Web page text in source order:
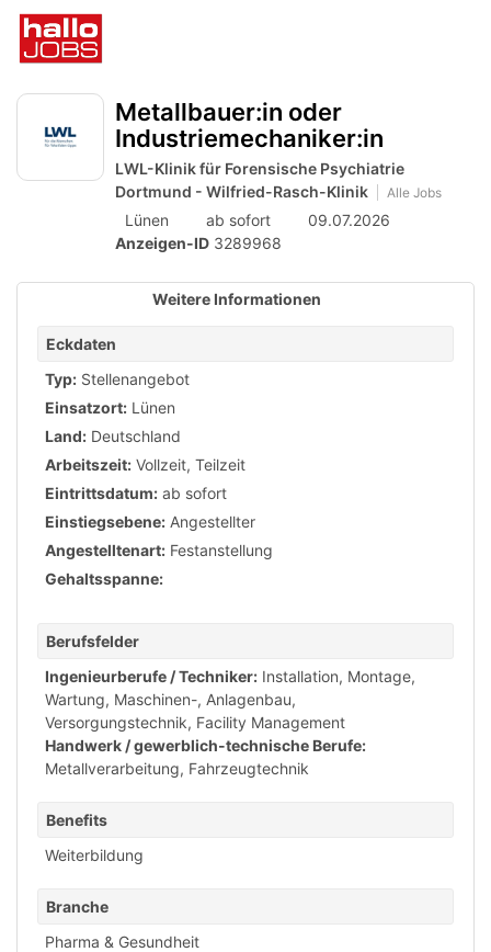
Accessibility
Modus
aktivieren
von
mobilem
Endgerät
aus
Metallbauer:in oder
Industriemechaniker:in
LWL-Klinik für Forensische Psychiatrie
Dortmund - Wilfried-Rasch-Klinik
Alle Jobs
Lünen ab sofort
09.07.2026
Anzeigen-ID 3289968
Weitere Informationen
Eckdaten
Typ: Stellenangebot
Einsatzort: Lünen
Land: Deutschland
Arbeitszeit: Vollzeit, Teilzeit
Eintrittsdatum: ab sofort
Einstiegsebene: Angestellter
Angestelltenart: Festanstellung
Gehaltsspanne:
Berufsfelder
Ingenieurberufe / Techniker: Installation, Montage,
Wartung, Maschinen-, Anlagenbau,
Versorgungstechnik, Facility Management
Handwerk / gewerblich-technische Berufe:
Metallverarbeitung, Fahrzeugtechnik
Benefits
Weiterbildung
Branche
Pharma & Gesundheit